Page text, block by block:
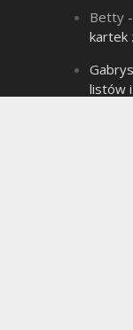
Betty-
kartek
listów